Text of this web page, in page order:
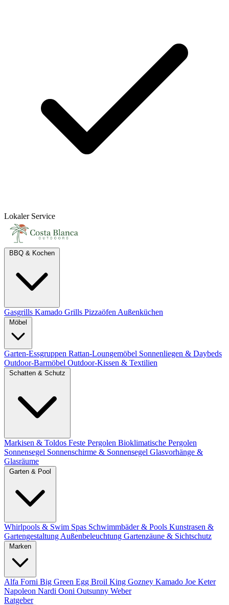
Lokaler Service
Gasgrills Kamado Grills Pizzaöfen Außenküchen
Garten-Essgruppen Rattan-Loungemöbel Sonnenliegen & Daybeds
Outdoor-Barmöbel Outdoor-Kissen & Textilien
Markisen & Toldos Feste Pergolen Bioklimatische Pergolen
Sonnensegel Sonnenschirme & Sonnensegel Glasvorhänge &
Glasräume
Whirlpools & Swim Spas Schwimmbäder & Pools Kunstrasen &
Gartengestaltung Außenbeleuchtung Gartenzäune & Sichtschutz
Alfa Forni Big Green Egg Broil King Gozney Kamado Joe Keter
Napoleon Nardi Ooni Outsunny Weber
Ratgeber